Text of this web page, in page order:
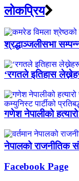
लाेकप्रिय
श्रद्धाञ्जलीसभा
‘रगतले इतिहास
गणेश नेपालीको
नेपालको राजनीतिक
Facebook Page